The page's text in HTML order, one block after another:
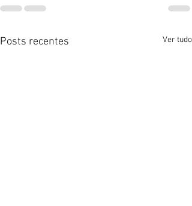
Posts recentes Ver tudo